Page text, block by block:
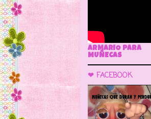
ARMARIO PARA
MUÑECAS
❤ FACEBOOK